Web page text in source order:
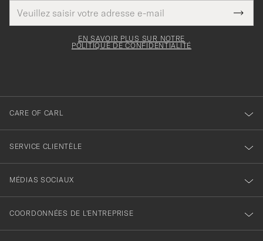
de
courrier
Merci
pour
EN SAVOIR PLUS SUR NOTRE
POLITIQUE DE CONFIDENTIALITÉ
CARE OF CARL
SERVICE CLIENTÈLE
MÉDIAS SOCIAUX
COORDONNÉES DE L'ENTREPRISE